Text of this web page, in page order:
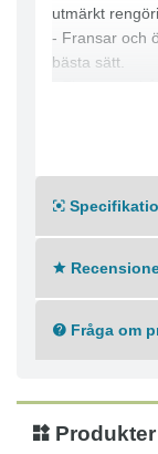
utmärkt
- Fransar och
bästa sätt.
Fråga om